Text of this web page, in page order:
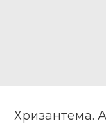
Хризантема.